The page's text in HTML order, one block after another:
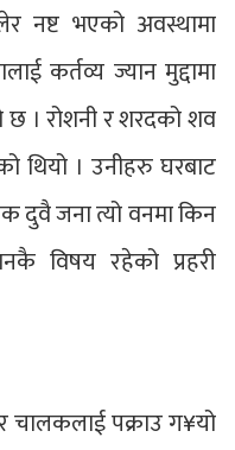
नष्ट भएको अवस्थामा
कर्तव्य ज्यान मुद्दामा
। रोशनी र शरदको शव
थियो । उनीहरु घरबाट
दुवै जना त्यो वनमा किन
विषय रहेको प्रहरी
चालकलाई पक्राउ ग¥यो